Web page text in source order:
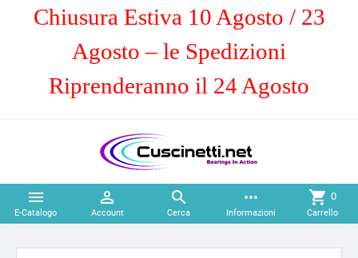
Chiusura Estiva 10 Agosto / 23
Agosto – le Spedizioni
Riprenderanno il 24 Agosto

E-Catalogo

Account

Cerca
more_horiz
Informazioni
shopping_cart 0
Carrello